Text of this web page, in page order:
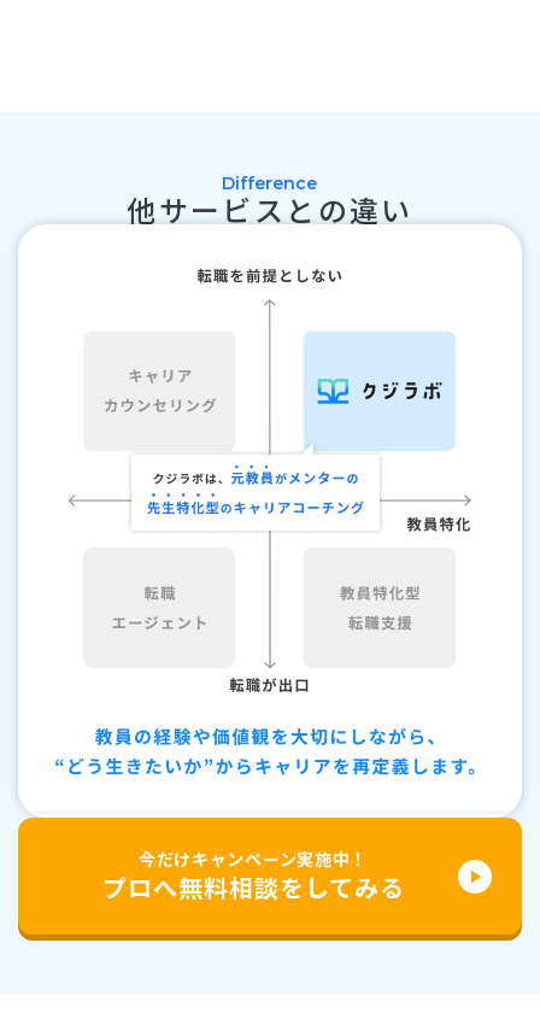
Difference
他サービスとの違い
今だけキャンペーン実施中！
プロへ無料相談をしてみる play_arrow